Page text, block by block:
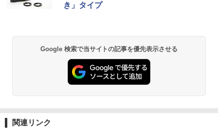
き」タイプ
Google 検索で当サイトの記事を優先表示させる
関連リンク